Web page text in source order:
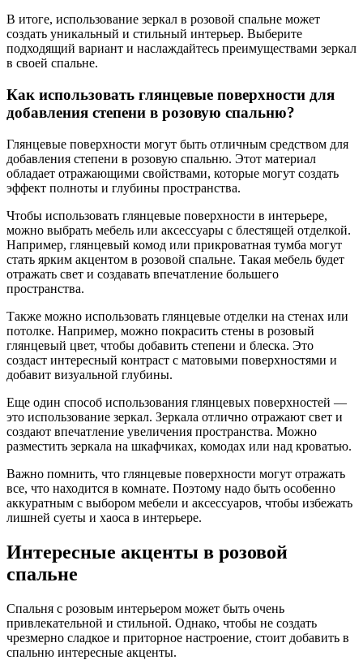
В итоге, использование зеркал в розовой спальне может
создать уникальный и стильный интерьер. Выберите
подходящий вариант и наслаждайтесь преимуществами зеркал
в своей спальне.
Как использовать глянцевые поверхности для
добавления степени в розовую спальню?
Глянцевые поверхности могут быть отличным средством для
добавления степени в розовую спальню. Этот материал
обладает отражающими свойствами, которые могут создать
эффект полноты и глубины пространства.
Чтобы использовать глянцевые поверхности в интерьере,
можно выбрать мебель или аксессуары с блестящей отделкой.
Например, глянцевый комод или прикроватная тумба могут
стать ярким акцентом в розовой спальне. Такая мебель будет
отражать свет и создавать впечатление большего
пространства.
Также можно использовать глянцевые отделки на стенах или
потолке. Например, можно покрасить стены в розовый
глянцевый цвет, чтобы добавить степени и блеска. Это
создаст интересный контраст с матовыми поверхностями и
добавит визуальной глубины.
Еще один способ использования глянцевых поверхностей —
это использование зеркал. Зеркала отлично отражают свет и
создают впечатление увеличения пространства. Можно
разместить зеркала на шкафчиках, комодах или над кроватью.
Важно помнить, что глянцевые поверхности могут отражать
все, что находится в комнате. Поэтому надо быть особенно
аккуратным с выбором мебели и аксессуаров, чтобы избежать
лишней суеты и хаоса в интерьере.
Интересные акценты в розовой
спальне
Спальня с розовым интерьером может быть очень
привлекательной и стильной. Однако, чтобы не создать
чрезмерно сладкое и приторное настроение, стоит добавить в
спальню интересные акценты.